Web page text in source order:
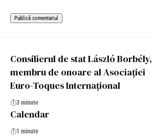
Consilierul de stat László Borbély,
membru de onoare al Asociației
Euro-Toques Internațional
3 minute
Calendar
1 minute